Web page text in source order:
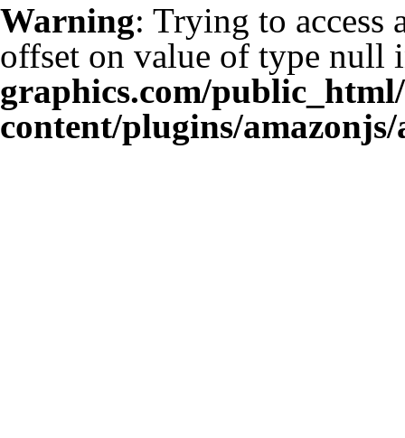
Warning: Trying to access
offset on value of type null
graphics.com/
content/plugins/